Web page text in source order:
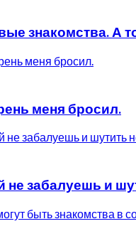
знакомства. А
меня бросил.
не забалуешь и